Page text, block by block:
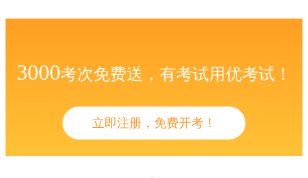
3000考次免费送，有考试用优考试！
立即注册，免费开考！